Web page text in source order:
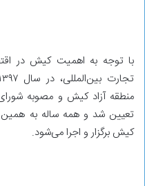
با توجه به اهمیت کیش در
تعیین شد و همه ساله به همین
کیش برگزار و اجرا می‌شود.